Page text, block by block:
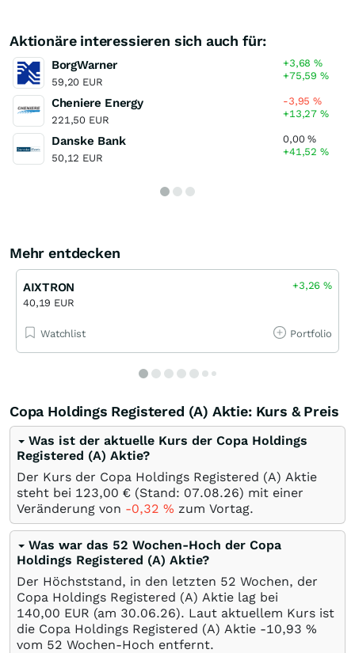
Aktionäre interessieren sich auch für:
BorgWarner
59,20 EUR
+3,68%
+75,59%
Cheniere Energy
221,50 EUR
-3,95%
+13,27%
Danske Bank
50,12 EUR
0,00%
+41,52%
Mehr entdecken
AIXTRON
40,19 EUR
+3,26%
Watchlist Portfolio
Copa Holdings Registered (A) Aktie: Kurs & Preis
Was ist der aktuelle Kurs der Copa Holdings
Registered (A) Aktie?
Der Kurs der Copa Holdings Registered (A) Aktie
steht bei 123,00 € (Stand: 07.08.26) mit einer
Veränderung von -0,32 % zum Vortag.
Was war das 52 Wochen-Hoch der Copa
Holdings Registered (A) Aktie?
Der Höchststand, in den letzten 52 Wochen, der
Copa Holdings Registered (A) Aktie lag bei
140,00 EUR (am 30.06.26). Laut aktuellem Kurs ist
die Copa Holdings Registered (A) Aktie -10,93 %
vom 52 Wochen-Hoch entfernt.